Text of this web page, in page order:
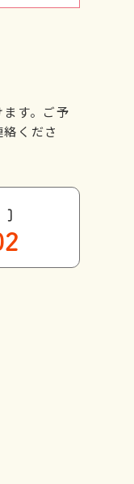
す。ご予
くださ
]